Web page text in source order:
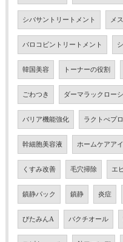
シバサントリートメント メ
バロコビントリートメント
韓国美容 トーナーの役割
ごわつき ダーマラックロー
バリア機能強化 ラクトぺプ
幹細胞美容液 ホームケアア
くすみ改善 毛穴掃除 エ
鎮静パック 鎮静 炎症
びたみんA バクチオール